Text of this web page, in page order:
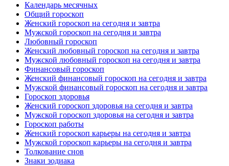
Календарь месячных
Общий гороскоп
Женский гороскоп на сегодня и завтра
Мужской гороскоп на сегодня и завтра
Любовный гороскоп
Женский любовный гороскоп на сегодня и завтра
Мужской любовный гороскоп на сегодня и завтра
Финансовый гороскоп
Женский финансовый гороскоп на сегодня и завтра
Мужской финансовый гороскоп на сегодня и завтра
Гороскоп здоровья
Женский гороскоп здоровья на сегодня и завтра
Мужской гороскоп здоровья на сегодня и завтра
Гороскоп работы
Женский гороскоп карьеры на сегодня и завтра
Мужской гороскоп карьеры на сегодня и завтра
Толкование снов
Знаки зодиака